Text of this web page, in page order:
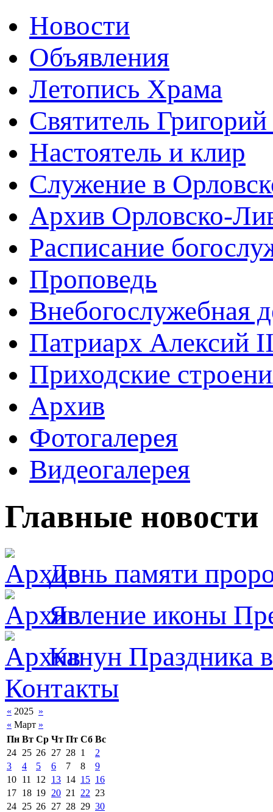
Новости
Объявления
Летопись Храма
Святитель
Настоятель и клир
Служение в
Архив Орловско-
Расписание
Проповедь
Внебогослужебная
Патриарх Алексий
Приходские
Архив
Фотогалерея
Видеогалерея
Главные новости
День памяти
Явлeние иконы
Канун Праздника
Контакты
« 2025 »
« Март »
Пн Вт Ср Чт Пт Сб Вс
24 25 26 27 28 1
2
3
4 5 6 7 8
9
10 11 12 13 14 15 16
17 18 19 20 21 22 23
24 25 26 27 28 29 30